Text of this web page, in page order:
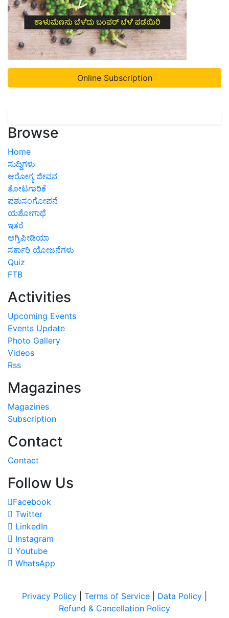
Online Subscription
Browse
Home
ಸುದ್ದಿಗಳು
ಆರೋಗ್ಯ ಜೀವನ
ತೋಟಗಾರಿಕೆ
ಪಶುಸಂಗೋಪನೆ
ಯಶೋಗಾಥೆ
ಇತರೆ
ಅಗ್ರಿಪೀಡಿಯಾ
ಸರ್ಕಾರಿ ಯೋಜನೆಗಳು
Quiz
FTB
Activities
Upcoming Events
Events Update
Photo Gallery
Videos
Rss
Magazines
Magazines
Subscription
Contact
Contact
Follow Us
Facebook
Twitter
LinkedIn
Instagram
Youtube
WhatsApp
Privacy Policy Terms of Service Data Policy
Refund & Cancellation Policy